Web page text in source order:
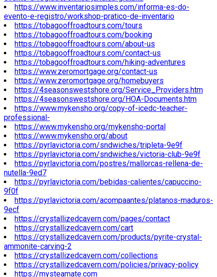
https://www.inventariosimples.com/informa-es-do-
evento-e-registro/workshop-pratico-de-inventario
https://tobagooffroadtours.com/tours
https://tobagooffroadtours.com/booking
https://tobagooffroadtours.com/about-us
https://tobagooffroadtours.com/contact-us
https://tobagooffroadtours.com/hiking-adventures
https://www.zeromortgage.org/contact-us
https://www.zeromortgage.org/homebuyers
https://4seasonswestshore.org/Service_Providers.htm
https://4seasonswestshore.org/HOA-Documents.htm
https://www.mykensho.org/copy-of-icedc-teacher-
professional-
https://www.mykensho.org/mykensho-portal
https://www.mykensho.org/about
https://pyrlavictoria.com/sndwiches/tripleta-9e9f
https://pyrlavictoria.com/sndwiches/victoria-club-9e9f
https://pyrlavictoria.com/postres/mallorcas-rellena-de-
nutella-9ed7
https://pyrlavictoria.com/bebidas-calientes/capuccino-
9f0f
https://pyrlavictoria.com/acompaantes/platanos-maduros-
9ecf
https://crystallizedcavern.com/pages/contact
https://crystallizedcavern.com/cart
https://crystallizedcavern.com/products/pyrite-crystal-
ammonite-carving-2
https://crystallizedcavern.com/collections
https://crystallizedcavern.com/policies/privacy-policy
https://mysteamate.com